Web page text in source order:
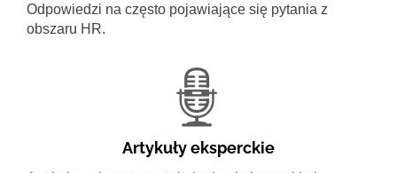
Odpowiedzi na często pojawiające się pytania z
obszaru HR.
Artykuły eksperckie